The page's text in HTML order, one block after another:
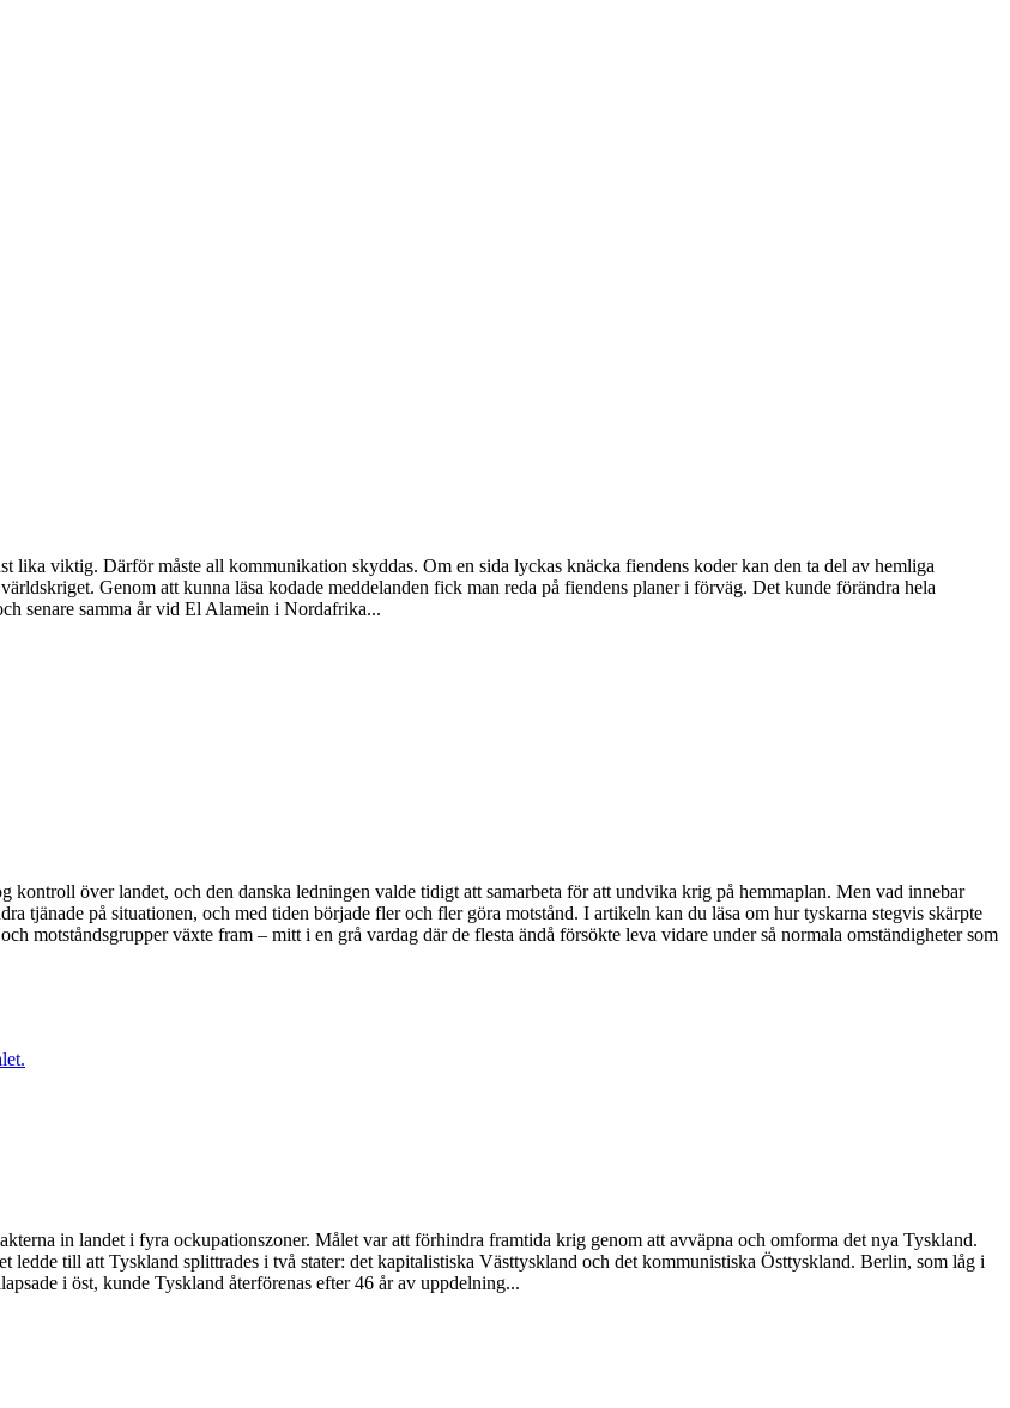
lika viktig. Därför måste all kommunikation skyddas. Om en sida lyckas knäcka fiendens koder kan den ta del av hemliga
Genom att kunna läsa kodade meddelanden fick man reda på fiendens planer i förväg. Det kunde förändra hela
senare samma år vid El Alamein i Nordafrika...
kontroll över landet, och den danska ledningen valde tidigt att samarbeta för att undvika krig på hemmaplan. Men vad innebar
tjänade på situationen, och med tiden började fler och fler göra motstånd. I artikeln kan du läsa om hur tyskarna stegvis skärpte
motståndsgrupper växte fram – mitt i en grå vardag där de flesta ändå försökte leva vidare under så normala omständigheter som
in landet i fyra ockupationszoner. Målet var att förhindra framtida krig genom att avväpna och omforma det nya Tyskland.
ledde till att Tyskland splittrades i två stater: det kapitalistiska Västtyskland och det kommunistiska Östtyskland. Berlin, som låg i
i öst, kunde Tyskland återförenas efter 46 år av uppdelning...